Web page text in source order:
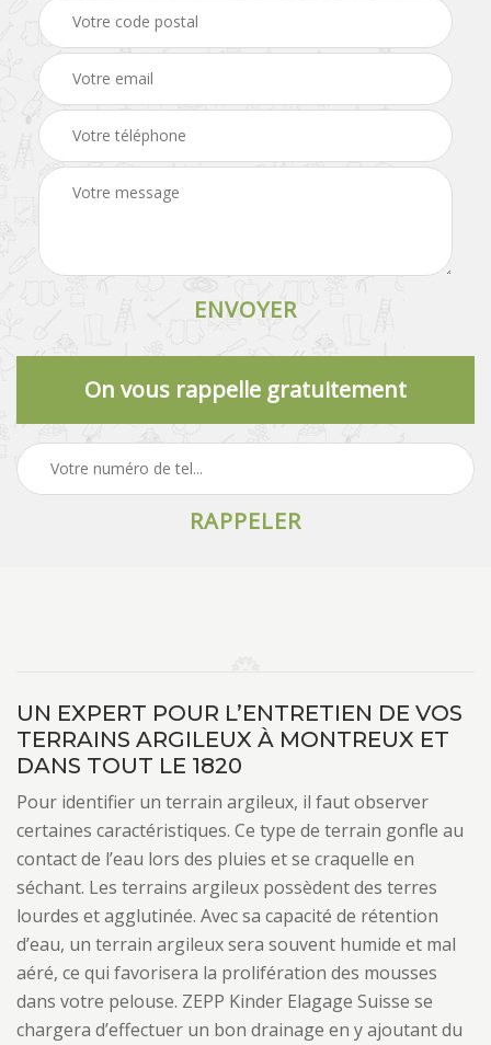
On vous rappelle gratuitement
UN EXPERT POUR L’ENTRETIEN DE VOS
TERRAINS ARGILEUX À MONTREUX ET
DANS TOUT LE 1820
Pour identifier un terrain argileux, il faut observer
certaines caractéristiques. Ce type de terrain gonfle au
contact de l’eau lors des pluies et se craquelle en
séchant. Les terrains argileux possèdent des terres
lourdes et agglutinée. Avec sa capacité de rétention
d’eau, un terrain argileux sera souvent humide et mal
aéré, ce qui favorisera la prolifération des mousses
dans votre pelouse. ZEPP Kinder Elagage Suisse se
chargera d’effectuer un bon drainage en y ajoutant du